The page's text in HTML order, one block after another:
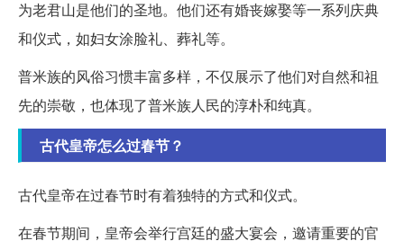
为老君山是他们的圣地。他们还有婚丧嫁娶等一系列庆典
和仪式，如妇女涂脸礼、葬礼等。
普米族的风俗习惯丰富多样，不仅展示了他们对自然和祖
先的崇敬，也体现了普米族人民的淳朴和纯真。
古代皇帝怎么过春节？
古代皇帝在过春节时有着独特的方式和仪式。
在春节期间，皇帝会举行宫廷的盛大宴会，邀请重要的官